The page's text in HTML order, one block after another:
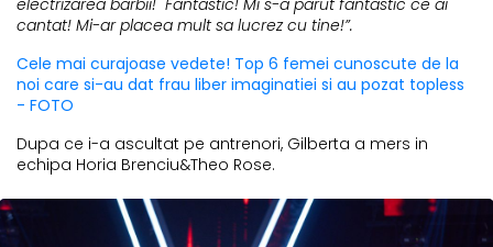
cantat! Mi-ar placea mult sa lucrez cu tine!”.
Cele mai curajoase vedete! Top 6 femei cunoscute de la
noi care si-au dat frau liber imaginatiei si au pozat topless
- FOTO
Dupa ce i-a ascultat pe antrenori, Gilberta a mers in
echipa Horia Brenciu&Theo Rose.